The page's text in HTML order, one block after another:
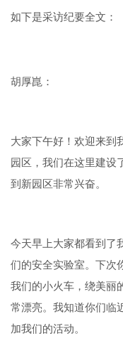
如下是采访纪要全文：
胡厚崑：
大家下午好！欢迎来到
园区，我们在这里建设
到新园区非常兴奋。
今天早上大家都看到了
们的安全实验室。下次
我们的小火车，绕美丽
常漂亮。我知道你们临
加我们的活动。